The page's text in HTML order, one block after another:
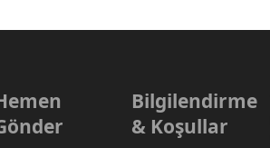
Bilgilendirme
& Koşullar